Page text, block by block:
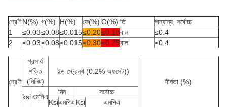
শ্রেণীN(%) গ(%) H(%) ফে(%) O(%) তি
অন্যান্য, সর্বোচ্চ
1
≤0.03≤0.08≤0.015≤0.20≤0.18বাল
≤0.4
2
≤0.03≤0.08≤0.015≤0.30≤0.25বাল ≤0.4
শ্রেণী
প্রসার্য
শক্তি
(মিনিট)
ইল্ড স্ট্রেন্থ (0.2% অফসেট))
দীর্ঘতা (%)
ksiএমপিএ
মিন
সর্বোচ্চ
KsiএমপিএKsi
এমপিএ